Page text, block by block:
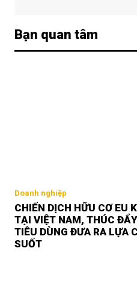
Bạn quan tâm
Doanh nghiệp
CHIẾN DỊCH HỮU CƠ EU
TẠI VIỆT NAM, THÚC
TIÊU DÙNG ĐƯA RA LỰA
SUỐT